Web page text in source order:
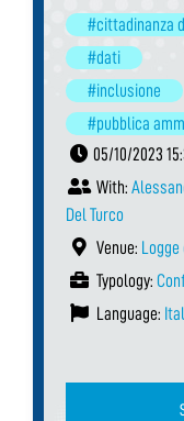
#cittadinanza
#dati
#inclusione
#pubblica
05/10/2023
With:
Del Turco
Venue: Logge
Typology:
Language: